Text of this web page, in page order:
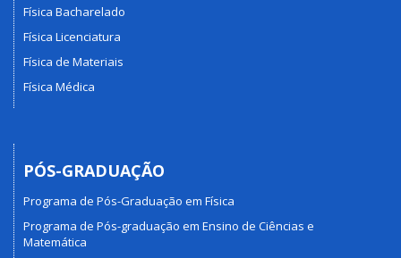
Física Bacharelado
Física Licenciatura
Física de Materiais
Física Médica
PÓS-GRADUAÇÃO
Programa de Pós-Graduação em Física
Programa de Pós-graduação em Ensino de Ciências e
Matemática